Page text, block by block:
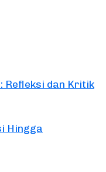
Refleksi dan Kritik
Hingga